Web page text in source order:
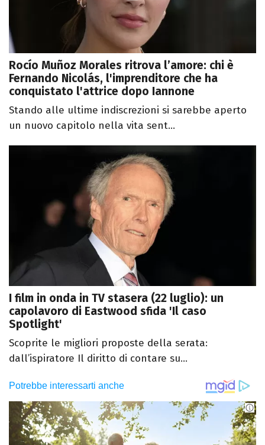
Rocío Muñoz Morales ritrova l’amore: chi è
Fernando Nicolás, l'imprenditore che ha
conquistato l'attrice dopo Iannone
Stando alle ultime indiscrezioni si sarebbe aperto
un nuovo capitolo nella vita sent...
I film in onda in TV stasera (22 luglio): un
capolavoro di Eastwood sfida 'Il caso
Spotlight'
Scoprite le migliori proposte della serata:
dall’ispiratore Il diritto di contare su...